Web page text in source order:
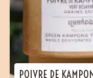
(16
POIVRE DE